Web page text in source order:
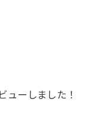
ューしました！